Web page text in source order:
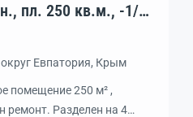
пл. 250 кв.м., -1/9
Евпатория, Крым
помещение 250 м² ,
ремонт. Разделен на 4